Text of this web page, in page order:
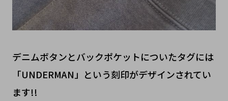
デニムボタンとバックポケットについたタグには
「UNDERMAN」という刻印がデザインされてい
ます!!